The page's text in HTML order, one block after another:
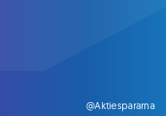
@Aktiespararna